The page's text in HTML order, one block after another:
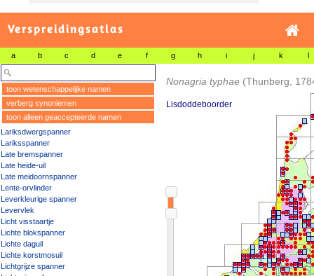
Verspreidingsatlas
a b c d e f g h i j k l
toon wetenschappelijke namen
verberg synoniemen
toon alleen geaccepteerde namen
Lariksdwergspanner
Lariksspanner
Late bremspanner
Late heide-uil
Late meidoornspanner
Lente-orvlinder
Leverkleurige spanner
Levervlek
Licht visstaartje
Lichte blokspanner
Lichte daguil
Lichte korstmosuil
Lichtgrijze spanner
Nonagria typhae (Thunberg,
Lisdoddeboorder